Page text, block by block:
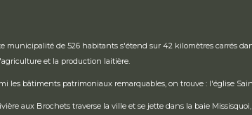
municipalité de 526 habitants s'étend sur 42 kilomètres carrés
et la production laitière.
les bâtiments patrimoniaux remarquables, on trouve : l'église
aux Brochets traverse la ville et se jette dans la baie